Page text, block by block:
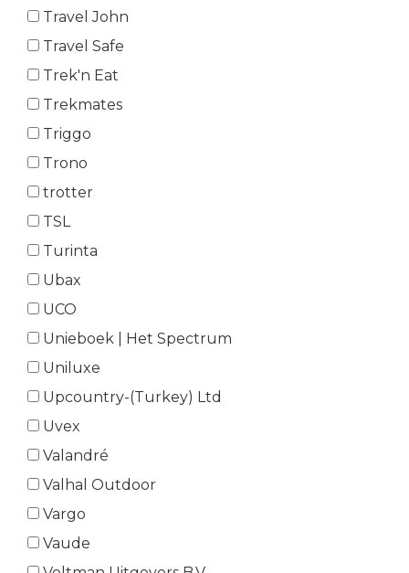
Travel John
Travel Safe
Trek'n Eat
Trekmates
Triggo
Trono
trotter
TSL
Turinta
Ubax
UCO
Unieboek | Het Spectrum
Uniluxe
Upcountry-(Turkey) Ltd
Uvex
Valandré
Valhal Outdoor
Vargo
Vaude